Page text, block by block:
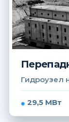
Гидроузел
29,5 МВт